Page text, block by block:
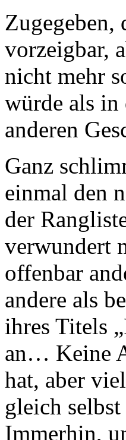
Zugegeben,
vorzeigbar,
nicht mehr
würde als in
anderen
Ganz
einmal den
der
verwundert
offenbar
andere als
ihres Titels
an… Keine
hat, aber
gleich
Immerhin,